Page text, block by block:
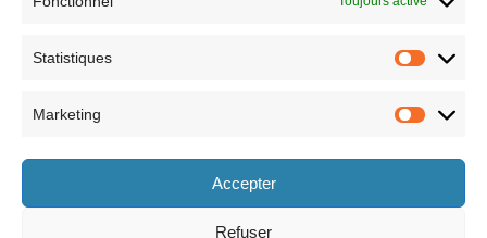
Statistiques
Marketing
Accepter
Refuser
Horaires
le lundi 8h30-12h et 13h30-17h30,
le vendredi 8h30-12h et 13h30-17h,